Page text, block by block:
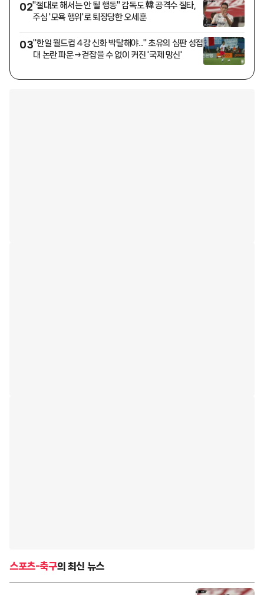
02"절대로 해서는 안 될 행동" 감독도 韓 공격수 질타,
주심 '모욕 행위'로 퇴장당한 오세훈
03"한일 월드컵 4강 신화 박탈해야..." 초유의 심판 성접
대 논란 파문→걷잡을 수 없이 커진 '국제 망신'
스포츠-축구의 최신 뉴스